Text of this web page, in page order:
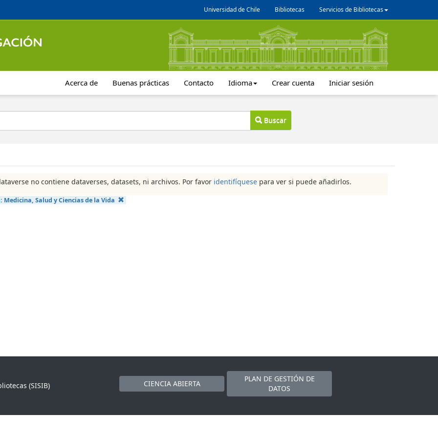
Universidad de Chile Bibliotecas Servicios de Bibliotecas
Acerca de Buenas prácticas Contacto Idioma Crear cuenta Iniciar sesión
Buscar
no contiene dataverses, datasets, ni archivos. Por favor identifíquese para ver si puede añadirlos.
Medicina, Salud y Ciencias de la Vida
(SISIB)
CIENCIA ABIERTA
PLAN DE GESTIÓN DE
DATOS